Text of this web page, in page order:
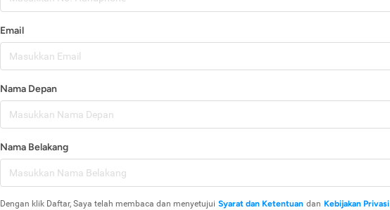
Email
Nama Depan
Nama Belakang
Dengan klik Daftar, Saya telah membaca dan menyetujui Syarat dan Ketentuan dan Kebijakan Privasi